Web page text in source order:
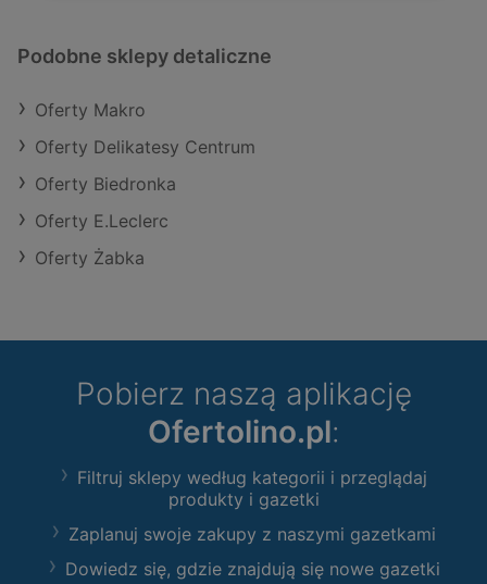
Podobne sklepy detaliczne
Oferty Makro
Oferty Delikatesy Centrum
Oferty Biedronka
Oferty E.Leclerc
Oferty Żabka
Pobierz naszą aplikację
Ofertolino.pl:
Filtruj sklepy według kategorii i przeglądaj
produkty i gazetki
Zaplanuj swoje zakupy z naszymi gazetkami
Dowiedz się, gdzie znajdują się nowe gazetki